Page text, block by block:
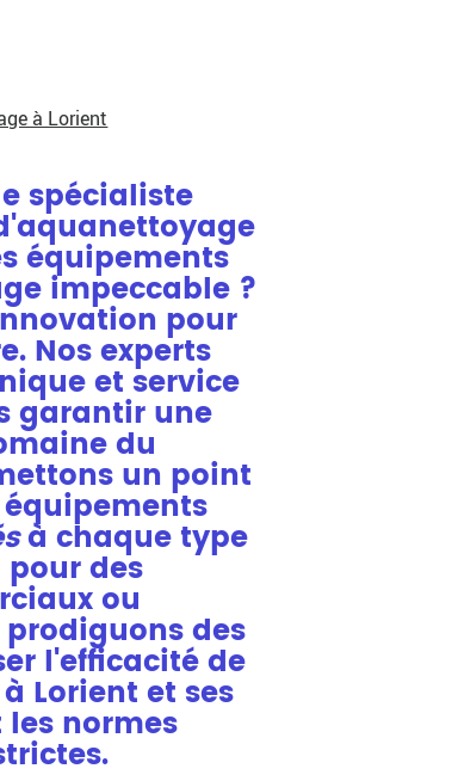
à Lorient
spécialiste
équipements
impeccable ?
pour
Nos experts
et service
garantir une
du
un point
à chaque type
des
ou
des
l'efficacité de
Lorient et ses
normes